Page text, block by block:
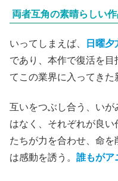
両者互角の素晴らしい
いってしまえば、
日曜
であり、本作で復活を
てこの業界に入ってきた
互いをつぶし合う、い
はなく、それぞれが良
たちが力を合わせ、命
は感動を誘う。 誰もがア